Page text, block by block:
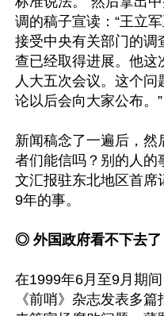
调的稿子宣读：“王立
接受中央有关部门的调
查已经取得进展。他这
人大五次会议。这个
论以后会向大家公布。”
新闻稿念了一遍后，
者们能信吗？别的人的
文汇报驻东北地区首席
9年的事。
◎ 外国政府看不下去了
在1999年6月至9月期
《前哨》杂志发表多